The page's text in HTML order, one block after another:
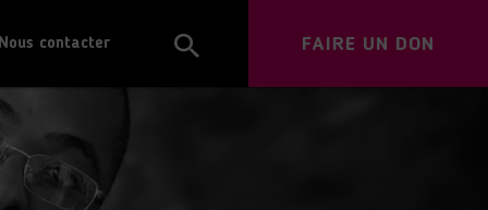
Nous contacter FAIRE UN DON